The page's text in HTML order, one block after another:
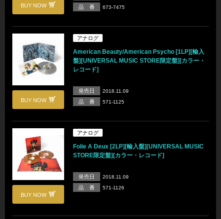
BUY NOW 品 番 673-7475
BUY NOW
アナログ
American Beauty/American Psycho [1LP][輸入
盤][UNIVERSAL MUSIC STORE限定盤][カラー・
レコード]
発売日 2018.11.09
品 番 571-1125
BUY NOW
アナログ
Folie A Deux [2LP][輸入盤][UNIVERSAL MUSIC
STORE限定盤][カラー・レコード]
発売日 2018.11.09
品 番 571-1126